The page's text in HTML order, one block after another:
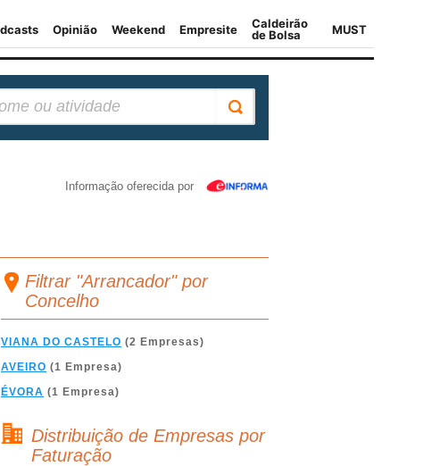
Informação oferecida por
Filtrar "Arrancador" por
Concelho
VIANA DO CASTELO (2 Empresas)
AVEIRO (1 Empresa)
ÉVORA (1 Empresa)
Distribuição de Empresas por
Faturação